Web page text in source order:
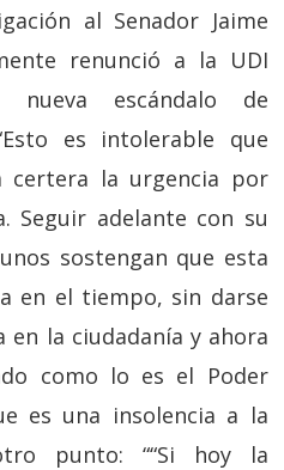
al Senador Jaime
renunció a la UDI
escándalo de
es intolerable que
certera la urgencia por
Seguir adelante con su
sostengan que esta
en el tiempo, sin darse
en la ciudadanía y ahora
como lo es el Poder
es una insolencia a la
punto: ““Si hoy la